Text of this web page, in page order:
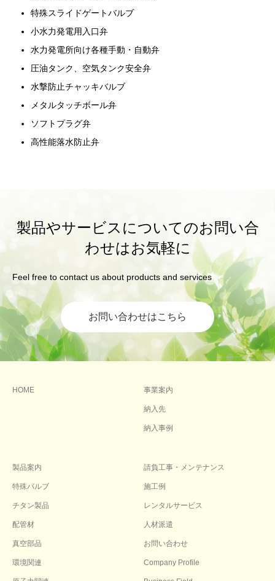
特殊スライドゲートバルブ
小水力発電用入口弁
水力発電所向け各種手動・自動弁
圧油タンク、空気タンク安全弁
水撃防止チャッキバルブ
メタルタッチボール弁
ソフトプラグ弁
高性能落水防止弁
製品やサービスについてのお問い合
わせはお気軽に
Feel free to contact us about products and services
お問い合わせはこちら
HOME 事業案内
納入先
納入事例
製品案内
特殊バルブ
チタン製品
配管材
真空部品
環境関連
請負工事・メンテナンス
施工例
レンタルサービス
人材派遣
お問い合わせ
Company Profile